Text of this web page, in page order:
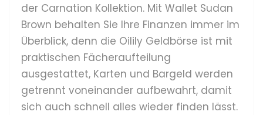
der Carnation Kollektion. Mit Wallet Sudan
Brown behalten Sie Ihre Finanzen immer im
Überblick, denn die Oilily Geldbörse ist mit
praktischen Fächeraufteilung
ausgestattet, Karten und Bargeld werden
getrennt voneinander aufbewahrt, damit
sich auch schnell alles wieder finden lässt.